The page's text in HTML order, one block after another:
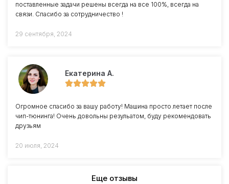
поставленные задачи решены всегда на все 100%, всегда на
связи. Спасибо за сотрудничество !
29 сентября, 2024
Екатерина А.
Огромное спасибо за вашу работу! Машина просто летает после
чип-тюнинга! Очень довольны резульатом, буду рекомендовать
друзьям
20 июля, 2024
Еще отзывы